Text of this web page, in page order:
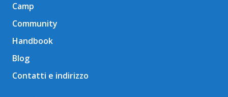
Camp
Community
Handbook
Blog
Contatti e indirizzo